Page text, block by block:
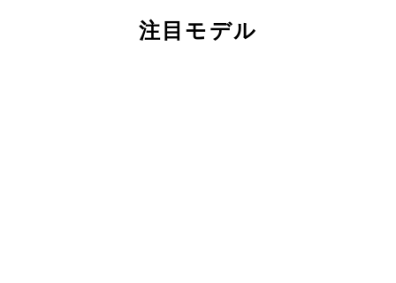
注目モデル